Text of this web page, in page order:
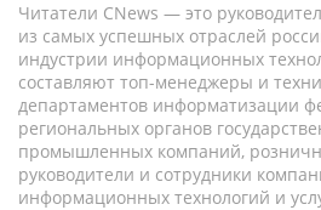
Читатели CNews — это
из самых успешных отраслей
индустрии информационных
составляют топ-менеджеры и
департаментов информатизации
региональных органов
промышленных компаний,
руководители и сотрудники
информационных технологий и